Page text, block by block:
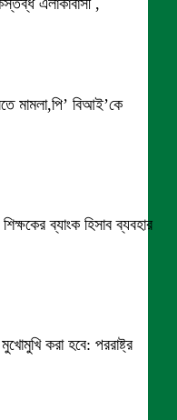
মামলা,পি’ বিআই’কে
ব্যাংক হিসাব ব্যবহার
করা হবে: পররাষ্ট্র